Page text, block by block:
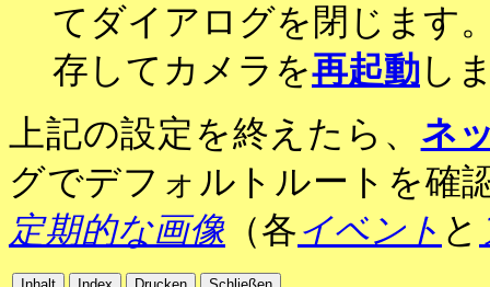
てダイアログを閉じます
存してカメラを再起動し
上記の設定を終えたら、 ネ
グでデフォルトルートを確
定期的な画像 （各イベント と